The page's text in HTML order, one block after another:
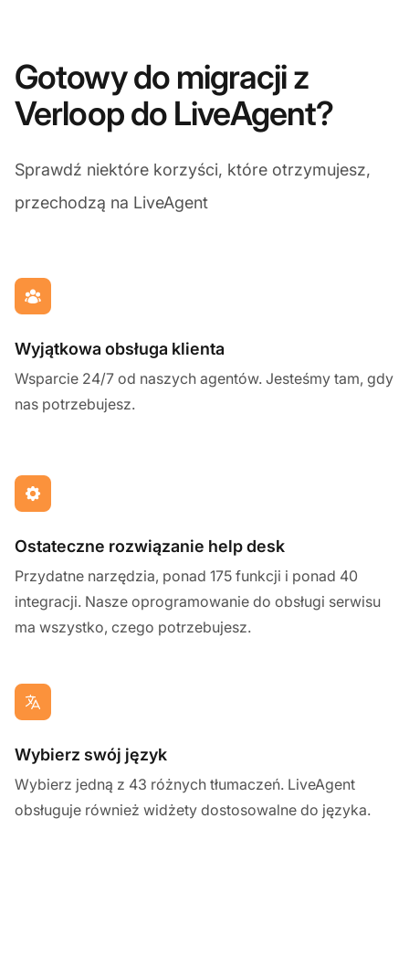
Gotowy do migracji z
Verloop do LiveAgent?
Sprawdź niektóre korzyści, które otrzymujesz,
przechodzą na LiveAgent
Wyjątkowa obsługa klienta
Wsparcie 24/7 od naszych agentów. Jesteśmy tam, gdy
nas potrzebujesz.
Ostateczne rozwiązanie help desk
Przydatne narzędzia, ponad 175 funkcji i ponad 40
integracji. Nasze oprogramowanie do obsługi serwisu
ma wszystko, czego potrzebujesz.
Wybierz swój język
Wybierz jedną z 43 różnych tłumaczeń. LiveAgent
obsługuje również widżety dostosowalne do języka.